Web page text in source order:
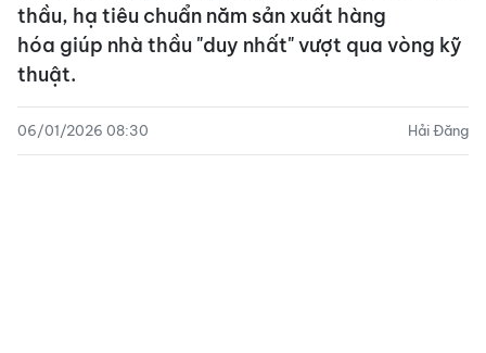
thầu, hạ tiêu chuẩn năm sản xuất hàng
hóa giúp nhà thầu "duy nhất" vượt qua vòng kỹ
thuật.
06/01/2026 08:30 Hải Đăng